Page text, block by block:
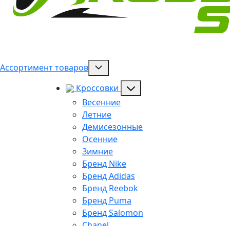
Ассортимент товаров
Кроссовки
Весенние
Летние
Демисезонные
Осенние
Зимние
Бренд Nike
Бренд Adidas
Бренд Reebok
Бренд Puma
Бренд Salomon